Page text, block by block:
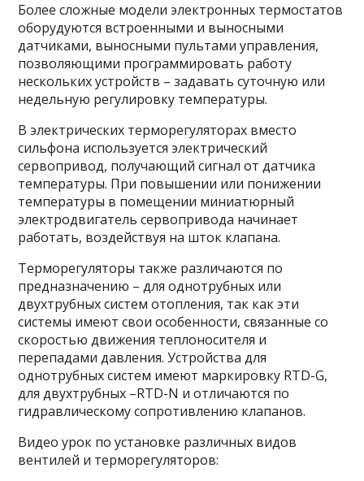
Более сложные модели электронных термостатов
оборудуются встроенными и выносными
датчиками, выносными пультами управления,
позволяющими программировать работу
нескольких устройств – задавать суточную или
недельную регулировку температуры.
В электрических терморегуляторах вместо
сильфона используется электрический
сервопривод, получающий сигнал от датчика
температуры. При повышении или понижении
температуры в помещении миниатюрный
электродвигатель сервопривода начинает
работать, воздействуя на шток клапана.
Терморегуляторы также различаются по
предназначению – для однотрубных или
двухтрубных систем отопления, так как эти
системы имеют свои особенности, связанные со
скоростью движения теплоносителя и
перепадами давления. Устройства для
однотрубных систем имеют маркировку RTD-G,
для двухтрубных –RTD-N и отличаются по
гидравлическому сопротивлению клапанов.
Видео урок по установке различных видов
вентилей и терморегуляторов: